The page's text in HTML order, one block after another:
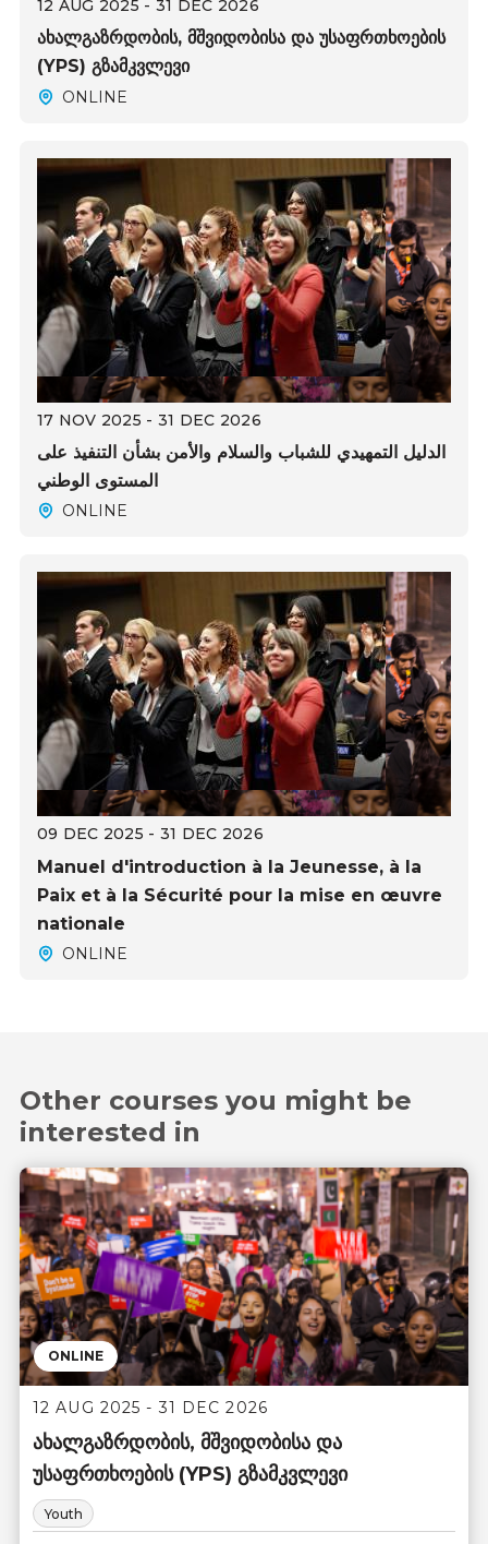
12 AUG 2025 - 31 DEC 2026
ახალგაზრდობის, მშვიდობისა და უსაფრთხოების
(YPS) გზამკვლევი
ONLINE
17 NOV 2025 - 31 DEC 2026
الدليل التمهيدي للشباب والسلام والأمن بشأن التنفيذ على
المستوى الوطني
ONLINE
09 DEC 2025 - 31 DEC 2026
Manuel d'introduction à la Jeunesse, à la
Paix et à la Sécurité pour la mise en œuvre
nationale
ONLINE
Other courses you might be
interested in
ONLINE
12 AUG 2025 - 31 DEC 2026
ახალგაზრდობის, მშვიდობისა და
უსაფრთხოების (YPS) გზამკვლევი
Youth